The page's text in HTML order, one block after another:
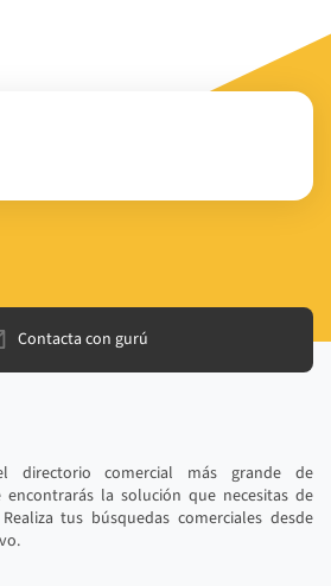
Contacta con gurú
directorio comercial más grande de
la solución que necesitas de
tus búsquedas comerciales desde